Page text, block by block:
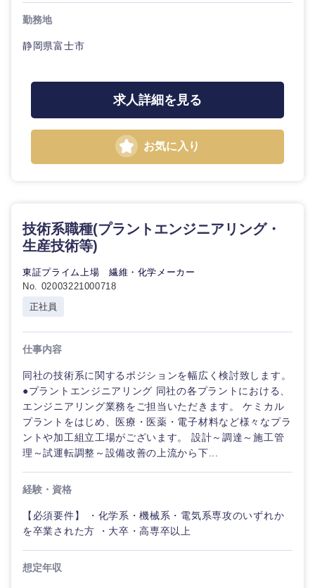
勤務地
静岡県富士市
求人詳細を見る
お気に入り
技術系職種(プラントエンジニアリング・
生産技術等)
東証プライム上場 繊維・化学メーカー
No. 02003221000718
正社員
仕事内容
同社の技術系に関するポジションを幅広く検討致します。
●プラントエンジニアリング 同社の各プラントにおける、
エンジニアリング業務をご担当いただきます。 ケミカル
プラントをはじめ、医療・医薬・電子材料など様々なプラ
ントや加工組立工場がございます。 設計～調達～施工管
理～試運転調整～設備改善の上流から下...
経験・資格
【必須要件】 ・化学系・機械系・電気系専攻のいずれか
を卒業された方 ・大卒・高専卒以上
想定年収